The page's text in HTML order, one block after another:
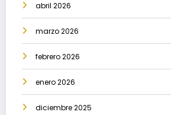
abril 2026
marzo 2026
febrero 2026
enero 2026
diciembre 2025